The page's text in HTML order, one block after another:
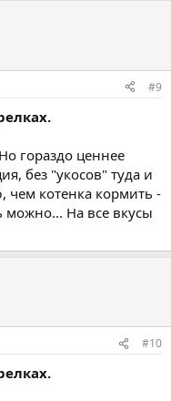
#9
гораздо ценнее
без "укосов" туда и
чем котенка кормить -
можно... На все вкусы
#10